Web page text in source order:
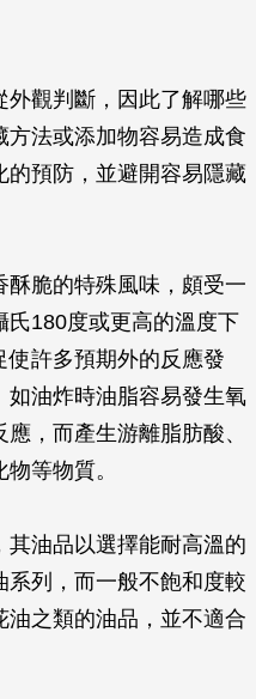
外觀判斷，因此了解哪些
法或添加物容易造成食
的預防，並避開容易隱藏
脆的特殊風味，頗受一
氏180度或更高的溫度下
許多預期外的反應發
如油炸時油脂容易發生氧
，而產生游離脂肪酸、
等物質。
油品以選擇能耐高溫的
列，而一般不飽和度較
之類的油品，並不適合